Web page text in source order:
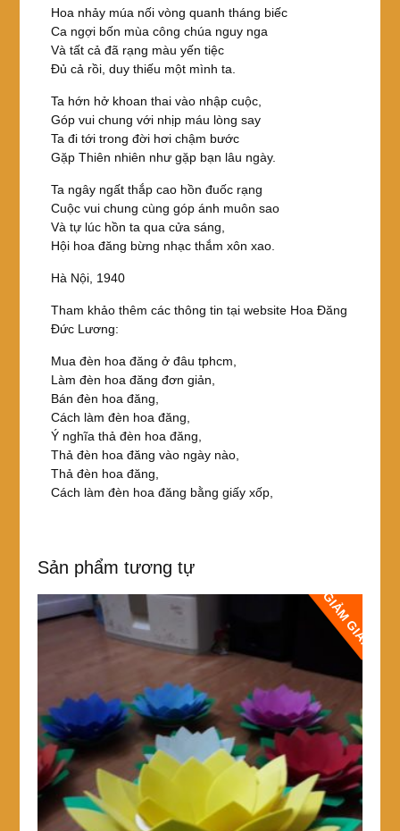
Hoa nhảy múa nối vòng quanh tháng biếc
Ca ngợi bốn mùa công chúa nguy nga
Và tất cả đã rạng màu yến tiệc
Đủ cả rồi, duy thiếu một mình ta.
Ta hớn hở khoan thai vào nhập cuộc,
Góp vui chung với nhịp máu lòng say
Ta đi tới trong đời hơi chậm bước
Gặp Thiên nhiên như gặp bạn lâu ngày.
Ta ngây ngất thắp cao hồn đuốc rạng
Cuộc vui chung cùng góp ánh muôn sao
Và tự lúc hồn ta qua cửa sáng,
Hội hoa đăng bừng nhạc thắm xôn xao.
Hà Nội, 1940
Tham khảo thêm các thông tin tại website Hoa Đăng
Đức Lương:
Mua đèn hoa đăng ở đâu tphcm,
Làm đèn hoa đăng đơn giản,
Bán đèn hoa đăng,
Cách làm đèn hoa đăng,
Ý nghĩa thả đèn hoa đăng,
Thả đèn hoa đăng vào ngày nào,
Thả đèn hoa đăng,
Cách làm đèn hoa đăng bằng giấy xốp,
Sản phẩm tương tự
GIẢM GIÁ!